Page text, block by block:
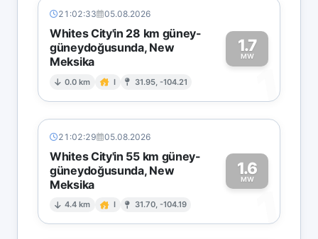
21:02:33 05.08.2026
Whites City'in 28 km güney-
güneydoğusunda, New
Meksika
0.0 km I 31.95, -104.21
1.7
MW
1
21:02:29 05.08.2026
Whites City'in 55 km güney-
güneydoğusunda, New
Meksika
4.4 km I 31.70, -104.19
1.6
MW
1